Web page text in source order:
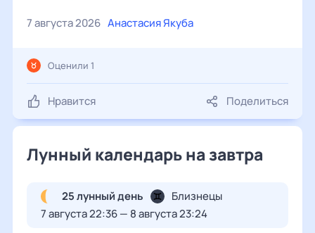
7 августа 2026 Анастасия Якуба
Нравится Поделиться
Оценили 1
Лунный календарь на завтра
25 лунный день
Близнецы
7 августа 22:36 — 8 августа 23:24